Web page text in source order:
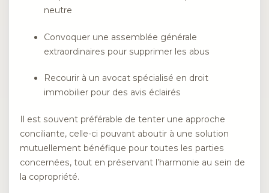
neutre
Convoquer une assemblée générale
extraordinaires pour supprimer les abus
Recourir à un avocat spécialisé en droit
immobilier pour des avis éclairés
Il est souvent préférable de tenter une approche
conciliante, celle-ci pouvant aboutir à une solution
mutuellement bénéfique pour toutes les parties
concernées, tout en préservant l’harmonie au sein de
la copropriété.